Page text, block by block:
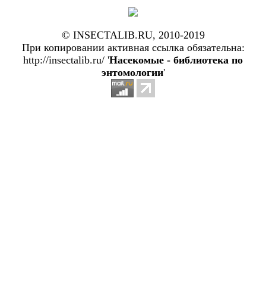
© INSECTALIB.RU, 2010-2019
При копировании активная ссылка обязательна:
http://insectalib.ru/ 'Насекомые - библиотека по
энтомологии'